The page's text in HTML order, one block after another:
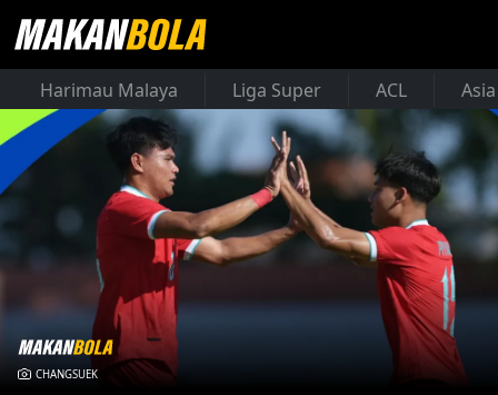
Harimau Malaya Liga Super ACL
CHANGSUEK